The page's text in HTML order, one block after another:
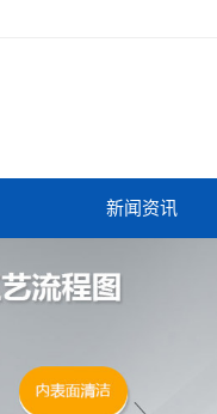
新闻资讯